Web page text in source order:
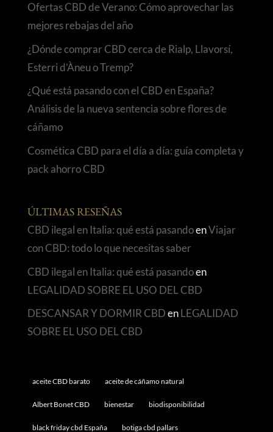
Ofertas CBD de Verano: Cómo aprovechar las
mejores rebajas del año
¿Dónde comprar CBD cerca de Rialp, Llavorsí,
Esterri d’Àneu o Tremp?
¿Qué está pasando con el CBD en España?
Análisis de la nueva sentencia sobre flores de
cáñamo
Cosmética CBD para el día a día: guía completa y
pack ahorro CBD
ÚLTIMAS RESEÑAS
CBD ilegal en Italia: qué está pasandoenViajar
con CBD: todo lo que necesitas saber
CBD ilegal en Italia: qué está pasandoen
LEGALIDAD SOBRE EL USO DEL CBD
DESCANSAR Y DORMIR CBDenLEGALIDAD
SOBRE EL USO DEL CBD
aceite CBD barato aceite de cáñamo natural
Albert Bonet CBD bienestar biodisponibilidad
black friday cbd España botiga cbd pallars